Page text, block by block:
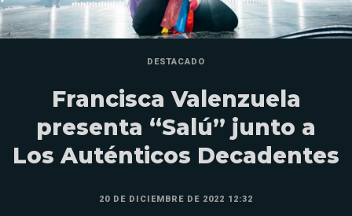
DESTACADO
Francisca Valenzuela
presenta “Salú” junto a
Los Auténticos Decadentes
20 DE DICIEMBRE DE 2022 12:32